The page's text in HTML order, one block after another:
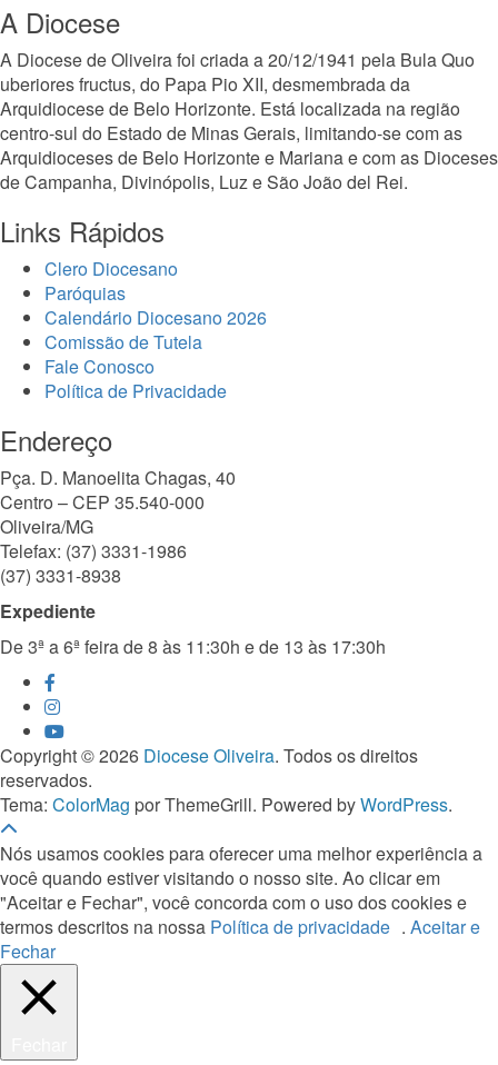
A Diocese
A Diocese de Oliveira foi criada a 20/12/1941 pela Bula Quo
uberiores fructus, do Papa Pio XII, desmembrada da
Arquidiocese de Belo Horizonte. Está localizada na região
centro-sul do Estado de Minas Gerais, limitando-se com as
Arquidioceses de Belo Horizonte e Mariana e com as Dioceses
de Campanha, Divinópolis, Luz e São João del Rei.
Links Rápidos
Clero Diocesano
Paróquias
Calendário Diocesano 2026
Comissão de Tutela
Fale Conosco
Política de Privacidade
Endereço
Pça. D. Manoelita Chagas, 40
Centro – CEP 35.540-000
Oliveira/MG
Telefax: (37) 3331-1986
(37) 3331-8938
Expediente
De 3ª a 6ª feira de 8 às 11:30h e de 13 às 17:30h
Copyright © 2026 Diocese Oliveira. Todos os direitos
reservados.
Tema: ColorMag por ThemeGrill. Powered byWordPress.
Nós usamos cookies para oferecer uma melhor experiência a
você quando estiver visitando o nosso site. Ao clicar em
"Aceitar e Fechar", você concorda com o uso dos cookies e
termos descritos na nossa Política de privacidade . Aceitar e
Fechar